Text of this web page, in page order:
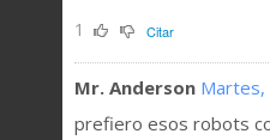
1 Citar
Mr. Anderson Martes,
prefiero esos robots